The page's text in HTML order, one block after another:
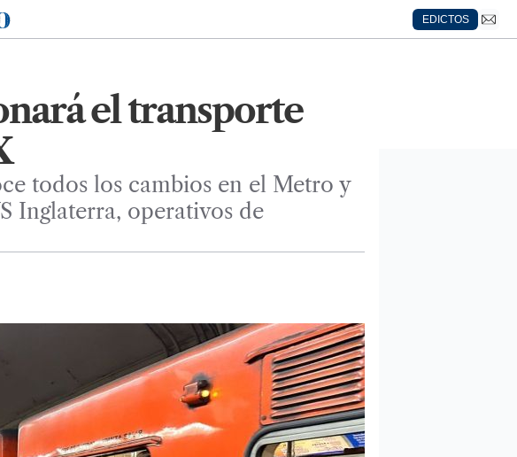
EDICTOS
el transporte
todos los cambios en el Metro y
Inglaterra, operativos de